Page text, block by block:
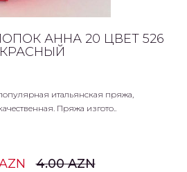
АННА 20 ЦВЕТ 526
КРАСНЫЙ
итальянская пряжа,
Пряжа изгото..
4.00 AZN